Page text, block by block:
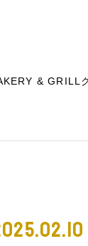
& GRILL